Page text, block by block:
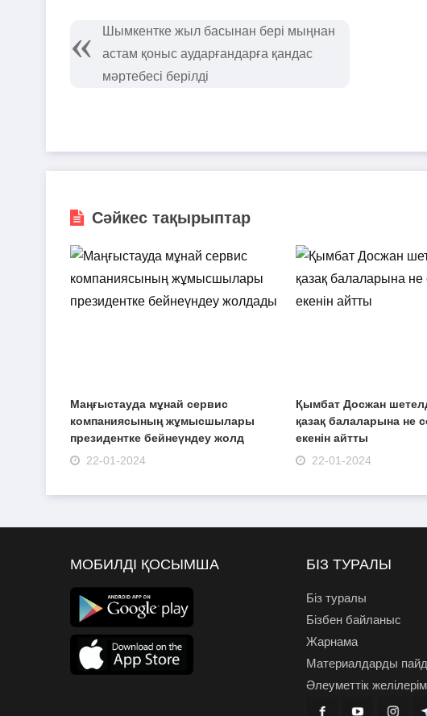
Шымкентке жыл басынан бері мыңнан
астам қоныс аударғандарға қандас
мәртебесі берілді
Сәйкес тақырыптар
Маңғыстауда мұнай сервис
компаниясының жұмысшылары
президентке бейнеүндеу жолд
22-01-2024
Қымбат Досжан
қазақ балаларына не
екенін айтты
22-01-2024
МОБИЛДІ ҚОСЫМША БІЗ ТУРАЛЫ
Біз туралы
Бізбен байланыс
Жарнама
Материалдарды
Әлеуметтік